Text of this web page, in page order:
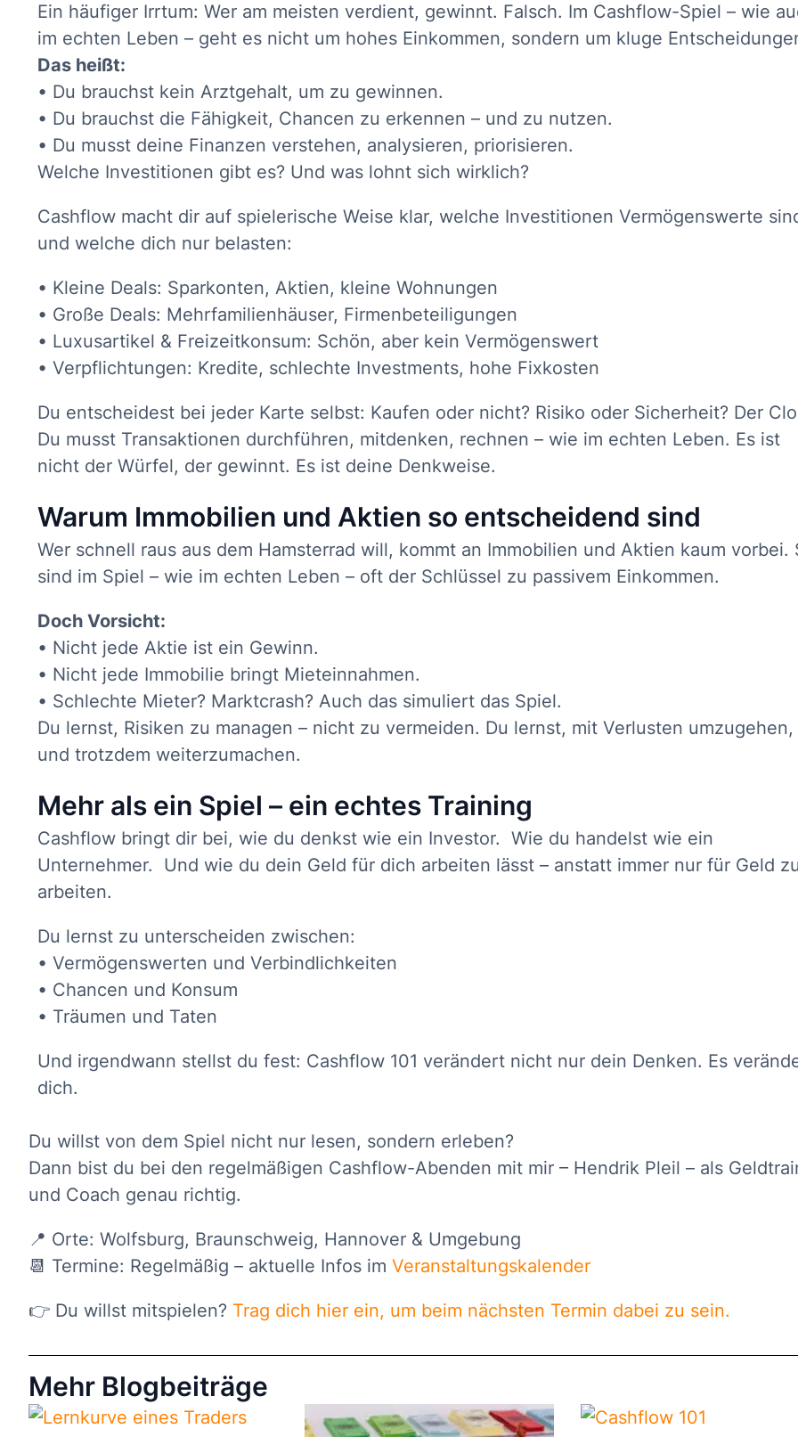
Ein häufiger Irrtum: Wer am meisten verdient, gewinnt. Falsch. Im Cashflow-Spiel – wie
im echten Leben – geht es nicht um hohes Einkommen, sondern um kluge
Das heißt:
• Du brauchst kein Arztgehalt, um zu gewinnen.
• Du brauchst die Fähigkeit, Chancen zu erkennen – und zu nutzen.
• Du musst deine Finanzen verstehen, analysieren, priorisieren.
Welche Investitionen gibt es? Und was lohnt sich wirklich?
Cashflow macht dir auf spielerische Weise klar, welche Investitionen Vermögenswerte
und welche dich nur belasten:
• Kleine Deals: Sparkonten, Aktien, kleine Wohnungen
• Große Deals: Mehrfamilienhäuser, Firmenbeteiligungen
• Luxusartikel & Freizeitkonsum: Schön, aber kein Vermögenswert
• Verpflichtungen: Kredite, schlechte Investments, hohe Fixkosten
Du entscheidest bei jeder Karte selbst: Kaufen oder nicht? Risiko oder Sicherheit? Der
Du musst Transaktionen durchführen, mitdenken, rechnen – wie im echten Leben. Es ist
nicht der Würfel, der gewinnt. Es ist deine Denkweise.
Warum Immobilien und Aktien so entscheidend sind
Wer schnell raus aus dem Hamsterrad will, kommt an Immobilien und Aktien kaum vorbei.
sind im Spiel – wie im echten Leben – oft der Schlüssel zu passivem Einkommen.
Doch Vorsicht:
• Nicht jede Aktie ist ein Gewinn.
• Nicht jede Immobilie bringt Mieteinnahmen.
• Schlechte Mieter? Marktcrash? Auch das simuliert das Spiel.
Du lernst, Risiken zu managen – nicht zu vermeiden. Du lernst, mit Verlusten umzugehen,
und trotzdem weiterzumachen.
Mehr als ein Spiel – ein echtes Training
Cashflow bringt dir bei, wie du denkst wie ein Investor. Wie du handelst wie ein
Unternehmer. Und wie du dein Geld für dich arbeiten lässt – anstatt immer nur für Geld zu
arbeiten.
Du lernst zu unterscheiden zwischen:
• Vermögenswerten und Verbindlichkeiten
• Chancen und Konsum
• Träumen und Taten
Und irgendwann stellst du fest: Cashflow 101 verändert nicht nur dein Denken. Es
dich.
Du willst von dem Spiel nicht nur lesen, sondern erleben?
Dann bist du bei den regelmäßigen Cashflow-Abenden mit mir – Hendrik Pleil – als
und Coach genau richtig.
📍 Orte: Wolfsburg, Braunschweig, Hannover & Umgebung
📆 Termine: Regelmäßig – aktuelle Infos im Veranstaltungskalender
👉 Du willst mitspielen? Trag dich hier ein, um beim nächsten Termin dabei zu sein.
Mehr Blogbeiträge